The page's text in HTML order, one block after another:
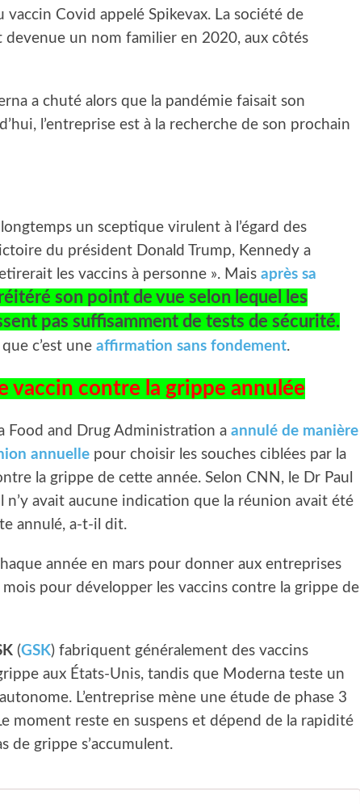
Covid appelé Spikevax. La société de
devenue un nom familier en 2020, aux côtés
a chuté alors que la pandémie faisait son
l’entreprise est à la recherche de son prochain
un sceptique virulent à l’égard des
du président Donald Trump, Kennedy a
les vaccins à personne ». Mais après sa
son point de vue selon lequel les
pas suffisamment de tests de sécurité.
c’est une affirmation sans fondement.
vaccin contre la grippe annulée
Food and Drug Administration a annulé de manière
annuelle pour choisir les souches ciblées par la
la grippe de cette année. Selon CNN, le Dr Paul
n’y avait aucune indication que la réunion avait été
annulé, a-t-il dit.
année en mars pour donner aux entreprises
pour développer les vaccins contre la grippe de
(GSK) fabriquent généralement des vaccins
aux États-Unis, tandis que Moderna teste un
L’entreprise mène une étude de phase 3
moment reste en suspens et dépend de la rapidité
de grippe s’accumulent.